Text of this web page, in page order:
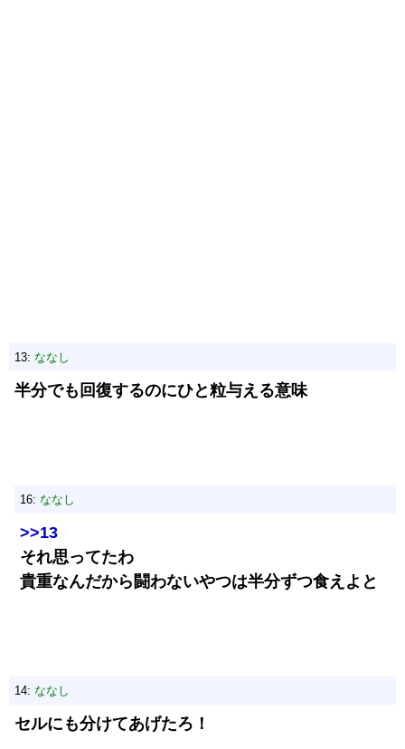
13: ななし
半分でも回復するのにひと粒与える意味
16: ななし
>>13
それ思ってたわ
貴重なんだから闘わないやつは半分ずつ食えよと
14: ななし
セルにも分けてあげたろ！